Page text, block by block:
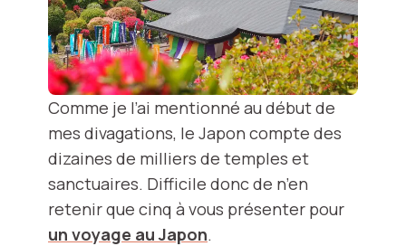
Comme je l’ai mentionné au début de
mes divagations, le Japon compte des
dizaines de milliers de temples et
sanctuaires. Difficile donc de n’en
retenir que cinq à vous présenter pour
un voyage au Japon.